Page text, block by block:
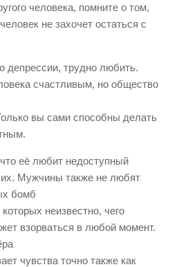
человека, помните о том,
не захочет остаться с
депрессии, трудно любить.
счастливым, но общество
вы сами способны делать
её любит недоступный
Мужчины также не любят
бомб
неизвестно, чего
взорваться в любой момент.
чувства точно также как